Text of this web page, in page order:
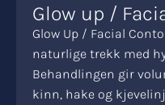
Glow up /
Glow Up / Facial
naturlige trekk med
Behandlingen gir
kinn, hake og